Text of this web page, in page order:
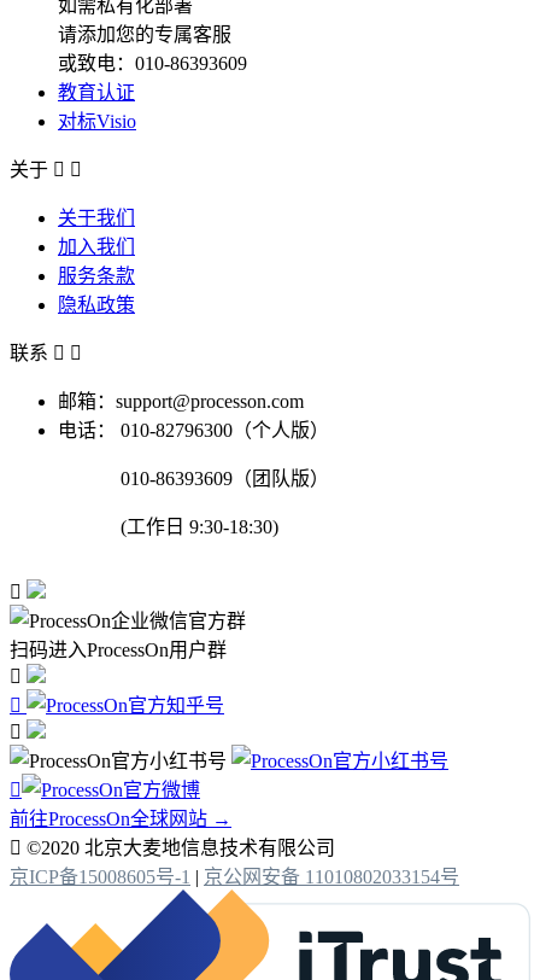
如需私有化部署
请添加您的专属客服
或致电：010-86393609
教育认证
对标Visio
关于  
关于我们
加入我们
服务条款
隐私政策
联系  
邮箱：support@processon.com
电话：
010-82796300（个人版）
010-86393609（团队版）
(工作日 9:30-18:30)

扫码进入ProcessOn用户群




前往ProcessOn全球网站 →
 ©2020 北京大麦地信息技术有限公司
京ICP备15008605号-1 | 京公网安备 11010802033154号